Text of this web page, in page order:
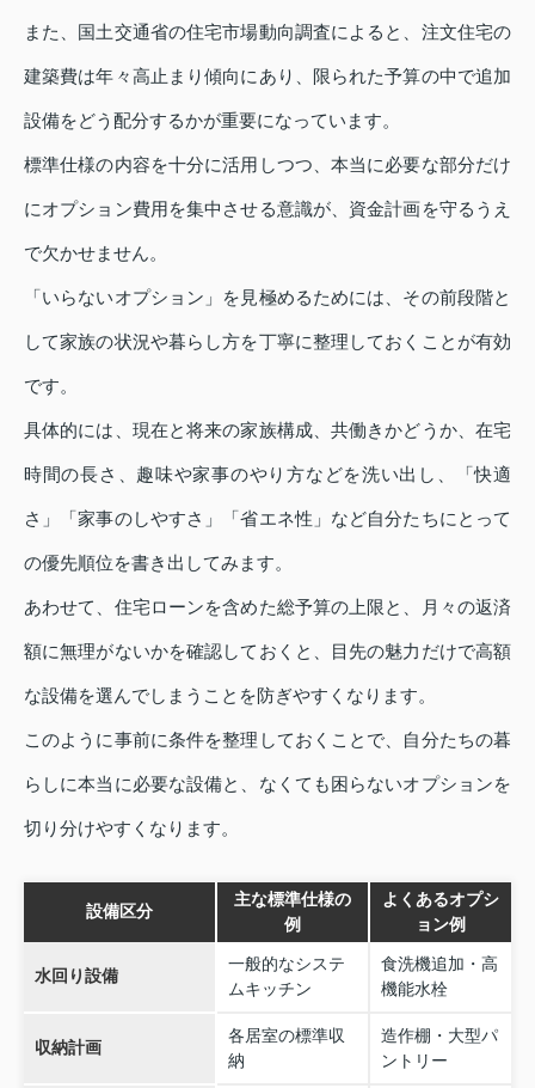
また、国土交通省の住宅市場動向調査によると、注文住宅の
建築費は年々高止まり傾向にあり、限られた予算の中で追加
設備をどう配分するかが重要になっています。
標準仕様の内容を十分に活用しつつ、本当に必要な部分だけ
にオプション費用を集中させる意識が、資金計画を守るうえ
で欠かせません。
「いらないオプション」を見極めるためには、その前段階と
して家族の状況や暮らし方を丁寧に整理しておくことが有効
です。
具体的には、現在と将来の家族構成、共働きかどうか、在宅
時間の長さ、趣味や家事のやり方などを洗い出し、「快適
さ」「家事のしやすさ」「省エネ性」など自分たちにとって
の優先順位を書き出してみます。
あわせて、住宅ローンを含めた総予算の上限と、月々の返済
額に無理がないかを確認しておくと、目先の魅力だけで高額
な設備を選んでしまうことを防ぎやすくなります。
このように事前に条件を整理しておくことで、自分たちの暮
らしに本当に必要な設備と、なくても困らないオプションを
切り分けやすくなります。
設備区分
主な標準仕様の
例
よくあるオプシ
ョン例
水回り設備
一般的なシステ
ムキッチン
食洗機追加・高
機能水栓
収納計画
各居室の標準収
納
造作棚・大型パ
ントリー